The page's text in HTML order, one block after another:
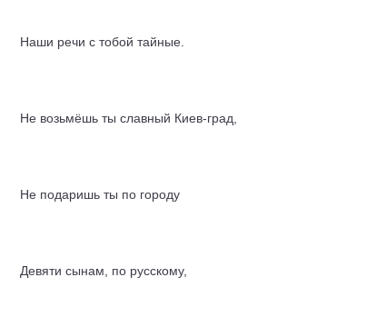
Наши речи с тобой тайные.
Не возьмёшь ты славный Киев-град,
Не подаришь ты по городу
Девяти сынам, по русскому,